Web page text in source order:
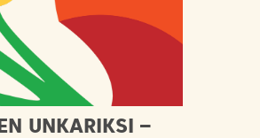
UNKARIKSI –